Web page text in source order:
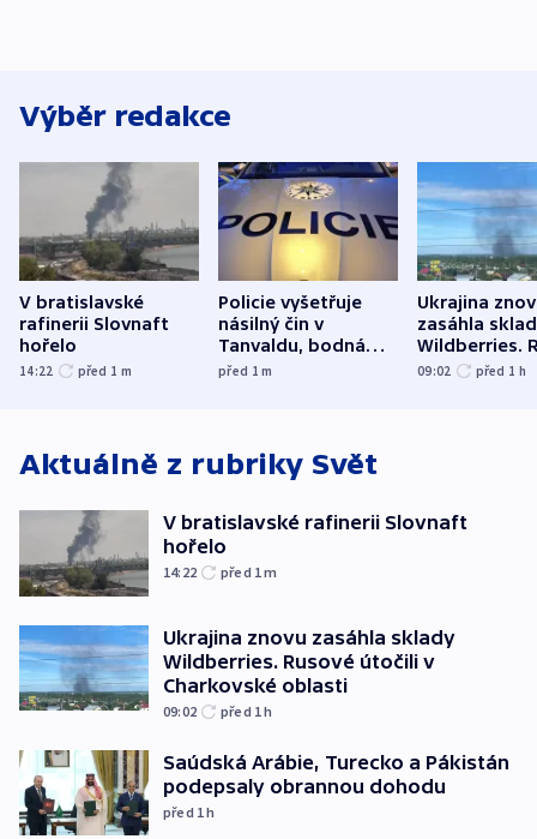
Výběr redakce
V bratislavské
rafinerii Slovnaft
hořelo
14:22 před 1 m
Policie vyšetřuje
násilný čin v
Tanvaldu, bodná
zranění při něm
před 1m
Ukrajina
zasáhla
Wildberries.
útočili v
09:02 před 1 h
Aktuálně z rubriky Svět
V bratislavské rafinerii Slovnaft
hořelo
14:22 před 1m
Ukrajina znovu zasáhla sklady
Wildberries. Rusové útočili v
Charkovské oblasti
09:02 před 1h
Saúdská Arábie, Turecko a Pákistán
podepsaly obrannou dohodu
před 1h